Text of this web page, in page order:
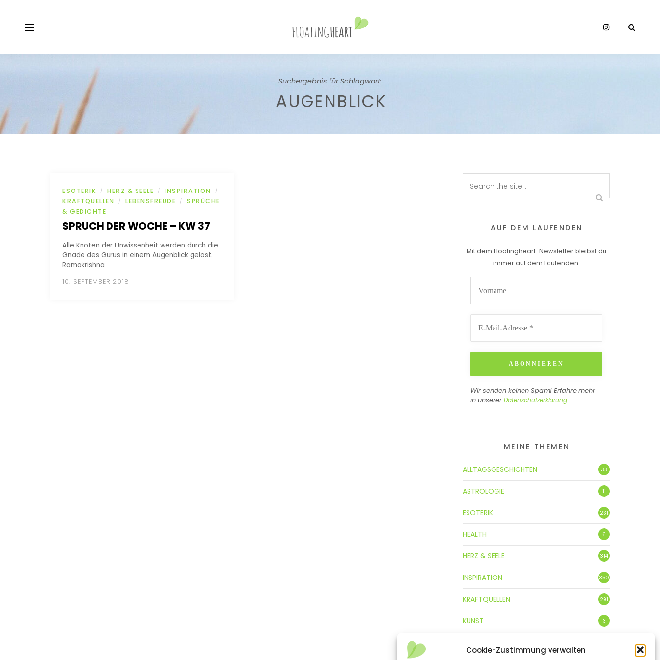
Cookie-Zustimmung verwalten
Suchergebnis für Schlagwort:
AUGENBLICK
ESOTERIK / HERZ & SEELE / INSPIRATION /
KRAFTQUELLEN / LEBENSFREUDE /
SPRÜCHE
& GEDICHTE
SPRUCH DER WOCHE – KW 37
Alle Knoten der Unwissenheit werden durch die
Gnade des Gurus in einem Augenblick gelöst.
Ramakrishna
10. SEPTEMBER 2018
AUF DEM LAUFENDEN
Mit dem Floatingheart-Newsletter bleibst du
immer auf dem Laufenden.
Wir senden keinen Spam! Erfahre mehr
in unserer Datenschutzerklärung.
MEINE THEMEN
ALLTAGSGESCHICHTEN 33
ASTROLOGIE 11
ESOTERIK 231
HEALTH 6
HERZ & SEELE 314
INSPIRATION 350
KRAFTQUELLEN 291
KUNST 3